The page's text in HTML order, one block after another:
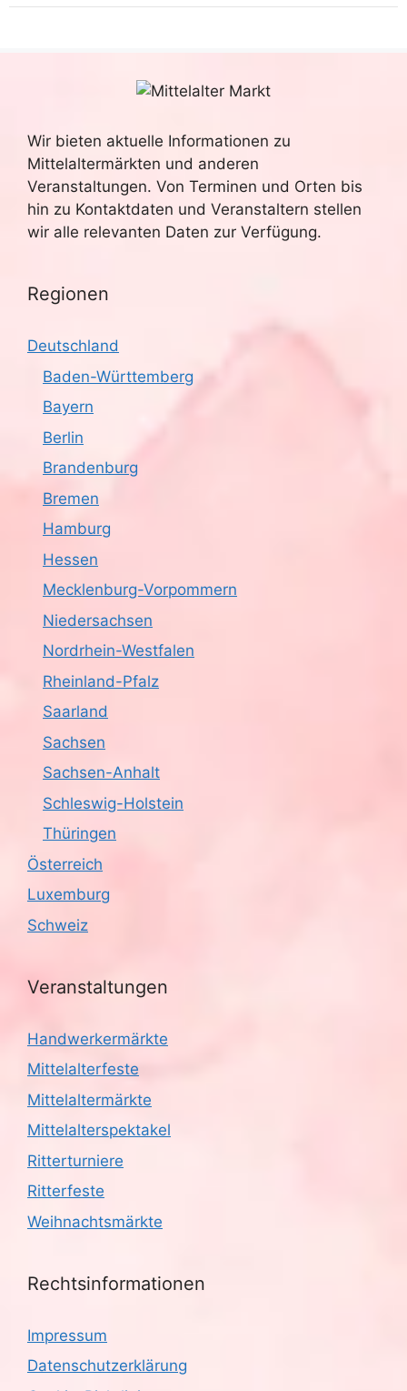
Wir bieten aktuelle Informationen zu
Mittelaltermärkten und anderen
Veranstaltungen. Von Terminen und Orten bis
hin zu Kontaktdaten und Veranstaltern stellen
wir alle relevanten Daten zur Verfügung.
Regionen
Deutschland
Baden-Württemberg
Bayern
Berlin
Brandenburg
Bremen
Hamburg
Hessen
Mecklenburg-Vorpommern
Niedersachsen
Nordrhein-Westfalen
Rheinland-Pfalz
Saarland
Sachsen
Sachsen-Anhalt
Schleswig-Holstein
Thüringen
Österreich
Luxemburg
Schweiz
Veranstaltungen
Handwerkermärkte
Mittelalterfeste
Mittelaltermärkte
Mittelalterspektakel
Ritterturniere
Ritterfeste
Weihnachtsmärkte
Rechtsinformationen
Impressum
Datenschutzerklärung